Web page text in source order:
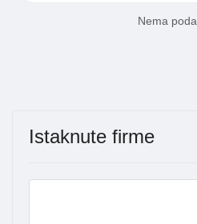
Nema
Istaknute firme